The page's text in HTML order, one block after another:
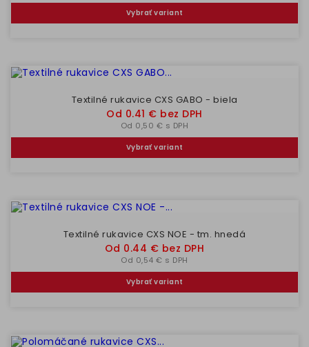
Vybrať variant
Textilné rukavice CXS GABO - biela
Cena
Od 0.41 € bez DPH
Od 0,50 € s DPH
Vybrať variant
Textilné rukavice CXS NOE - tm. hnedá
Cena
Od 0.44 € bez DPH
Od 0,54 € s DPH
Vybrať variant